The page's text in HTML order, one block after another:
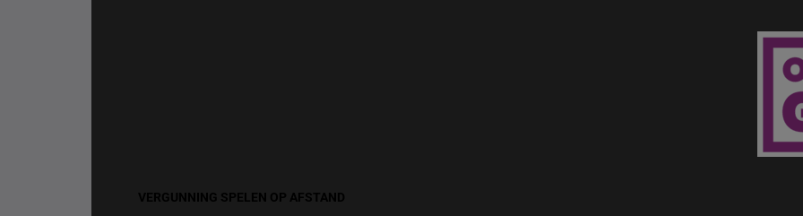
VERGUNNING SPELEN OP AFSTAND